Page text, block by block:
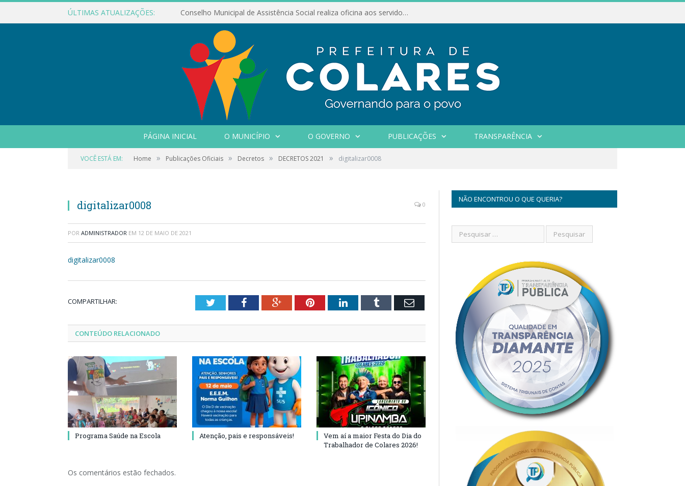
ÚLTIMAS ATUALIZAÇÕES: Conselho Municipal de Assistência Social realiza oficina aos servidores
PÁGINA INICIAL O MUNICÍPIO O GOVERNO PUBLICAÇÕES TRANSPARÊNCIA
VOCÊ ESTÁ EM: Home » Publicações Oficiais » Decretos » DECRETOS 2021 » digitalizar0008
digitalizar0008 0
POR ADMINISTRADOR EM 12 DE MAIO DE 2021
digitalizar0008
COMPARTILHAR: TwitterFacebookGoogle+PinterestLinkedInTumblr Email
CONTEÚDO RELACIONADO
Programa Saúde na Escola Atenção, pais e responsáveis!
Vem aí a maior Festa do Dia do
Trabalhador de Colares 2026!
Os comentários estão fechados.
NÃO ENCONTROU O QUE QUERIA?